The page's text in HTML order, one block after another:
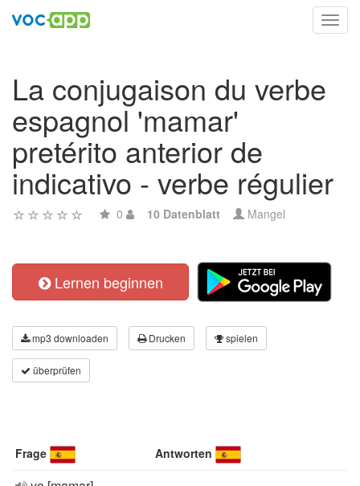
La conjugaison du verbe
espagnol 'mamar'
pretérito anterior de
indicativo - verbe régulier
0 10 Datenblatt Mangel
Lernen beginnen
mp3 downloaden Drucken spielen
überprüfen
Frage Antworten